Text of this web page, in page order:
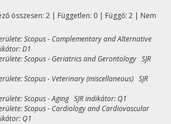
összesen: 2| Független: 0 | Függő: 2 | Nem
Scopus - Complementary and Alternative
D1
Scopus - Geriatrics and Gerontology SJR
Scopus - Veterinary (miscellaneous) SJR
Scopus - Aging SJR indikátor: Q1
Scopus - Cardiology and Cardiovascular
Q1